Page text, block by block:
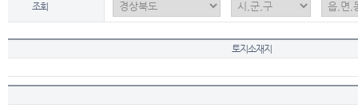
조회
토지소재지